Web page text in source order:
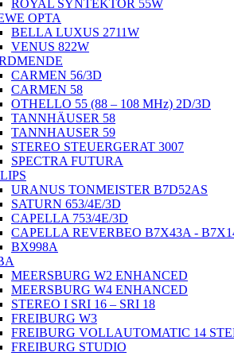
ROYAL SYNTEKTOR 55W
OPTA
BELLA LUXUS 2711W
VENUS 822W
CARMEN 56/3D
CARMEN 58
OTHELLO 55 (88 – 108 MHz) 2D/3D
TANNHÄUSER 58
TANNHAUSER 59
STEREO STEUERGERAT 3007
SPECTRA FUTURA
URANUS TONMEISTER B7D52AS
SATURN 653/4E/3D
CAPELLA 753/4E/3D
CAPELLA REVERBEO B7X43A -
BX998A
MEERSBURG W2 ENHANCED
MEERSBURG W4 ENHANCED
STEREO I SRI 16 – SRI 18
FREIBURG W3
FREIBURG VOLLAUTOMATIC 14
FREIBURG STUDIO